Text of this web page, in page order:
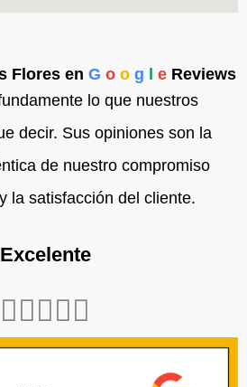
Flores en G o o g l eReviews
lo que nuestros
decir. Sus opiniones son la
de nuestro compromiso
la satisfacción del cliente.
Excelente
